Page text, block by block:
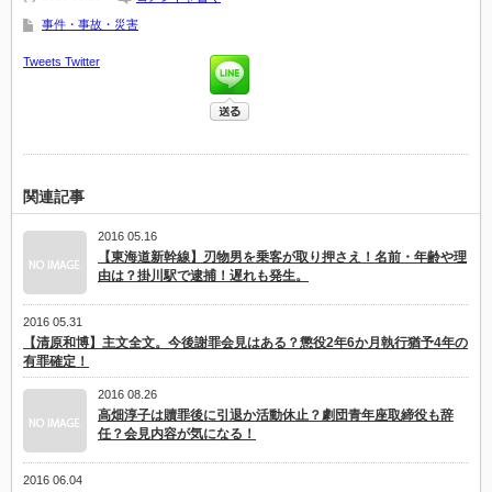
事件・事故・災害
Tweets Twitter
関連記事
2016 05.16
【東海道新幹線】刃物男を乗客が取り押さえ！名前・年齢や理
由は？掛川駅で逮捕！遅れも発生。
2016 05.31
【清原和博】主文全文。今後謝罪会見はある？懲役2年6か月執行猶予4年の
有罪確定！
2016 08.26
高畑淳子は贖罪後に引退か活動休止？劇団青年座取締役も辞
任？会見内容が気になる！
2016 06.04